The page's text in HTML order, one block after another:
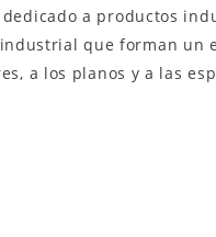
a productos
que forman un
a los planos y a las